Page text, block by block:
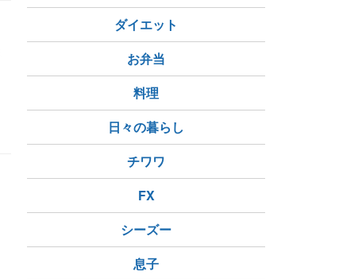
ダイエット
お弁当
料理
日々の暮らし
チワワ
FX
シーズー
息子